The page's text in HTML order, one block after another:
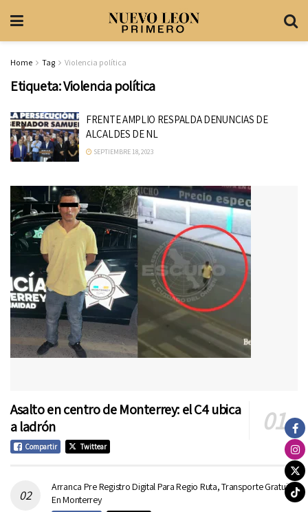
Home Tag Violencia política
Etiqueta:Violencia política
FRENTE AMPLIO RESPALDA DENUNCIAS DE
ALCALDES DE NL
SEPTIEMBRE 18, 2023
Asalto en centro de Monterrey: el C4 ubica
a ladrón
Compartir Twittear
Arranca Pre Registro Digital Para Regio Ruta, Transporte Gratuito
En Monterrey